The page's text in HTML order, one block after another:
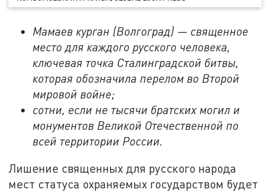
Мамаев курган (Волгоград) — священное
место для каждого русского человека,
ключевая точка Сталинградской битвы,
которая обозначила перелом во Второй
мировой войне;
сотни, если не тысячи братских могил и
монументов Великой Отечественной по
всей территории России.
Лишение священных для русского народа
мест статуса охраняемых государством будет